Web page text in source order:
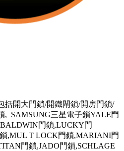
括開大門鎖/開鐵閘鎖/開房門鎖/
, SAMSUNG三星電子鎖YALE門
門鎖,LUCKY門
,MUL T LOCK門鎖,MARIANI門
門鎖,JADO門鎖,SCHLAGE